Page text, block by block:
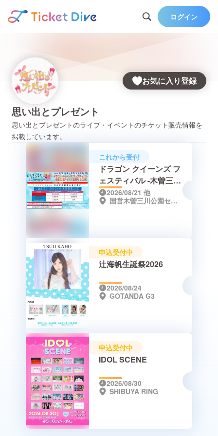
ログイン
お気に入り登録
思い出とプレゼント
思い出とプレゼントのライブ・イベントのチケット販売情報を
掲載しています。
これから受付
ドラゴン クイーンズ フ
ェスティバル -木曽三川
アイドル夏祭り2026
2026/08/21 他
国営木曽三川公園センター（岐阜県海津市海津町油島255-3）
申込受付中
辻海帆生誕祭2026
2026/08/24
GOTANDA G3
申込受付中
IDOL SCENE
2026/08/30
SHIBUYA RING